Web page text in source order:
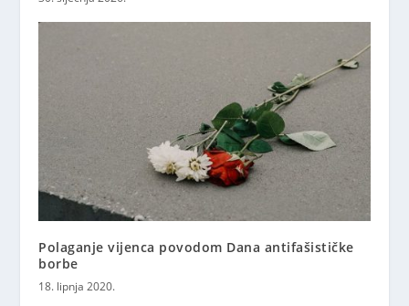
Polaganje vijenca povodom Dana antifašističke
borbe
18. lipnja 2020.